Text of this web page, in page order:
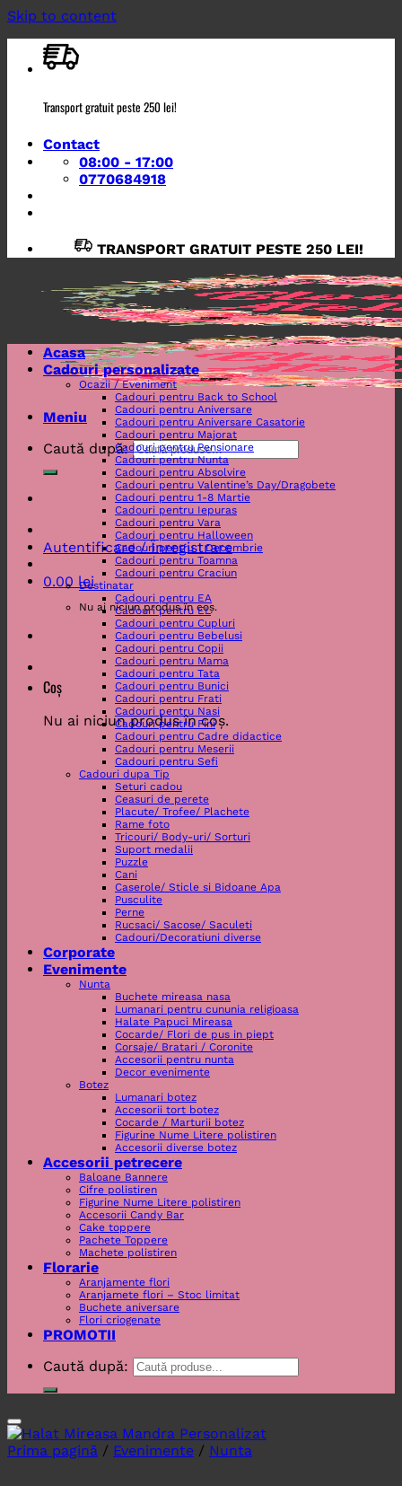
Skip to content
Transport gratuit peste 250 lei!
Contact
08:00 - 17:00
0770684918
TRANSPORT GRATUIT PESTE 250 LEI!
Meniu
Caută după:
Autentificare / Înregistrare
0.00 lei
Nu ai niciun produs în coș.
Coș
Nu ai niciun produs în coș.
Acasa
Cadouri personalizate
Ocazii / Eveniment
Cadouri pentru Back to School
Cadouri pentru Aniversare
Cadouri pentru Aniversare Casatorie
Cadouri pentru Majorat
Cadouri pentru Pensionare
Cadouri pentru Nunta
Cadouri pentru Absolvire
Cadouri pentru Valentine’s Day/Dragobete
Cadouri pentru 1-8 Martie
Cadouri pentru Iepuras
Cadouri pentru Vara
Cadouri pentru Halloween
Cadouri pentru 1 Decembrie
Cadouri pentru Toamna
Cadouri pentru Craciun
Destinatar
Cadouri pentru EA
Cadouri pentru EL
Cadouri pentru Cupluri
Cadouri pentru Bebelusi
Cadouri pentru Copii
Cadouri pentru Mama
Cadouri pentru Tata
Cadouri pentru Bunici
Cadouri pentru Frati
Cadouri pentru Nasi
Cadouri pentru Fini
Cadouri pentru Cadre didactice
Cadouri pentru Meserii
Cadouri pentru Sefi
Cadouri dupa Tip
Seturi cadou
Ceasuri de perete
Placute/ Trofee/ Plachete
Rame foto
Tricouri/ Body-uri/ Sorturi
Suport medalii
Puzzle
Cani
Caserole/ Sticle si Bidoane Apa
Pusculite
Perne
Rucsaci/ Sacose/ Saculeti
Cadouri/Decoratiuni diverse
Corporate
Evenimente
Nunta
Buchete mireasa nasa
Lumanari pentru cununia religioasa
Halate Papuci Mireasa
Cocarde/ Flori de pus in piept
Corsaje/ Bratari / Coronite
Accesorii pentru nunta
Decor evenimente
Botez
Lumanari botez
Accesorii tort botez
Cocarde / Marturii botez
Figurine Nume Litere polistiren
Accesorii diverse botez
Accesorii petrecere
Baloane Bannere
Cifre polistiren
Figurine Nume Litere polistiren
Accesorii Candy Bar
Cake toppere
Pachete Toppere
Machete polistiren
Florarie
Aranjamente flori
Aranjamete flori – Stoc limitat
Buchete aniversare
Flori criogenate
PROMOTII
Caută după:
Prima pagină / Evenimente / Nunta